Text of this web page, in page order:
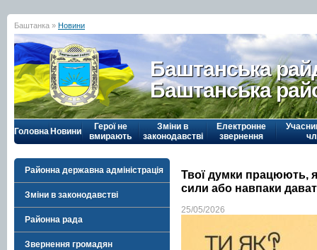
Баштанка » Новини
Баштанська
Баштанська
Головна Новини
Герої не
вмирають
Зміни в
законодавстві
Електронне
звернення
Районна державна адміністрація
Зміни в законодавстві
Районна рада
Звернення громадян
Твої думки працюють,
сили або навпаки
25/05/2026